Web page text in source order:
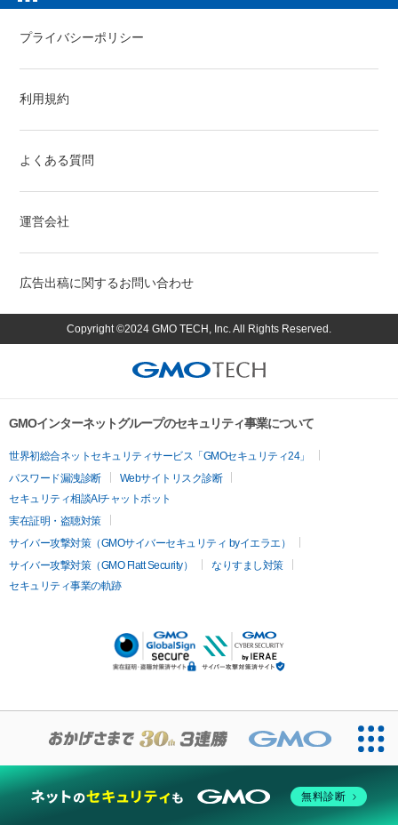
プライバシーポリシー
利用規約
よくある質問
運営会社
広告出稿に関するお問い合わせ
Copyright ©2024 GMO TECH, Inc. All Rights Reserved.
GMOインターネットグループのセキュリティ事業について
世界初総合ネットセキュリティサービス「GMOセキュリティ24」
パスワード漏洩診断
Webサイトリスク診断
セキュリティ相談AIチャットボット
実在証明・盗聴対策
サイバー攻撃対策（GMOサイバーセキュリティ byイエラエ）
サイバー攻撃対策（GMO Flatt Security）
なりすまし対策
セキュリティ事業の軌跡
無料診断